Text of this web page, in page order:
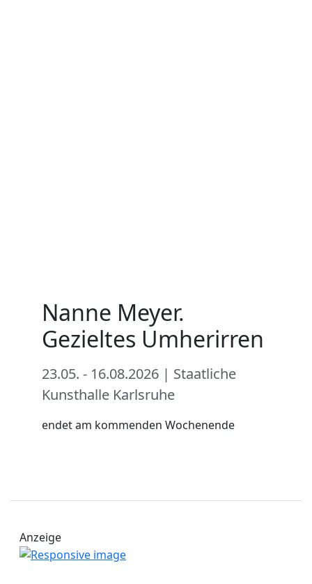
Nanne Meyer.
Gezieltes Umherirren
23.05. - 16.08.2026 | Staatliche
Kunsthalle Karlsruhe
endet am kommenden Wochenende
Anzeige